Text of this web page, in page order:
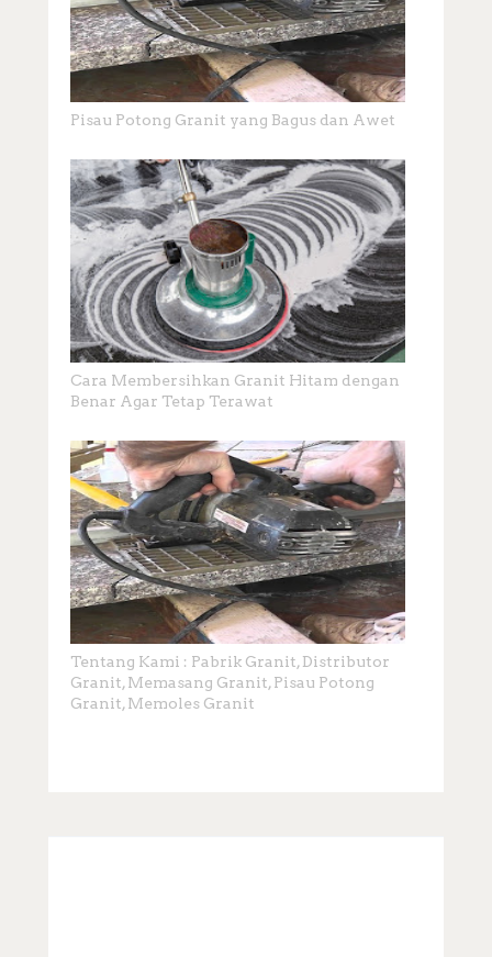
Pisau Potong Granit yang Bagus dan Awet
Cara Membersihkan Granit Hitam dengan
Benar Agar Tetap Terawat
Tentang Kami : Pabrik Granit, Distributor
Granit, Memasang Granit, Pisau Potong
Granit, Memoles Granit